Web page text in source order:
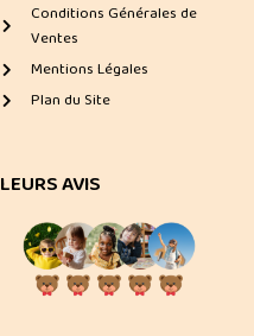
Conditions Générales de
Ventes
Mentions Légales
Plan du Site
LEURS AVIS